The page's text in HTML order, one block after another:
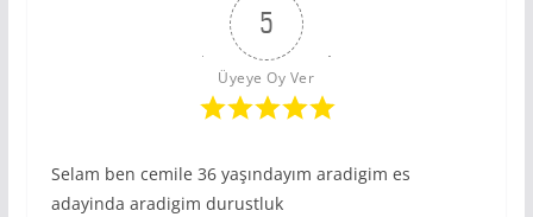
5
Üyeye Oy Ver
Selam ben cemile 36 yaşındayım aradigim es
adayinda aradigim durustluk